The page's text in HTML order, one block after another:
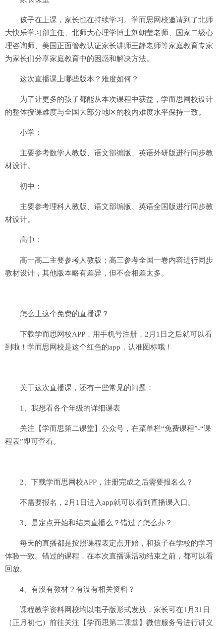
孩子在上课，家长也在持续学习。学而思网校邀请到了北师
大快乐学习部主任、北师大心理学博士刘朝莹老师、国家二级心
理咨询师、美国正面管教认证家长讲师王静老师等家庭教育专家
为家长们分享家庭教育中的困惑和解决方法。
这次直播课上哪些版本？难度如何？
为了让更多的孩子都能从本次课程中获益，学而思网校设计
的整体授课难度与全国大部分地区的校内难度水平保持一致。
小学：
主要参考数学人教版、语文部编版、英语外研版进行同步教
材设计。
初中：
主要参考理科人教版、语文部编版、英语全国版进行同步教
材设计。
高中：
高一高二主要参考人教版；高三参考全国一卷内容进行同步
教材设计，其他版本略有差异，但不会相差太多。
怎么上这个免费的直播课？
下载学而思网校APP，用手机号注册，2月1日之后就可以看
到啦！学而思网校是这个红色的app，认准图标哦！
关于这次直播课，还有一些常见的问题：
1、我想看各个年级的详细课表
关注【学而思第二课堂】公众号，在菜单栏“免费课程”-“课
程表”即可查看。
2、下载学而思网校APP，注册完成之后需要报名么？
不需要报名，2月1日进入app就可以看到直播课入口。
3、是定点开始和结束直播么？错过了怎么办？
每天的直播都是按照课程表定点开始，和孩子在学校的学习
体验一致。错过的课程，在本次直播课活动结束之前，都可以看
回放。
4、有没有教材？有没有相关资料？
课程教学资料网校均以电子版形式发放，家长可在1月31日
（正月初七）前往关注【学而思第二课堂】微信服务号进行讲义